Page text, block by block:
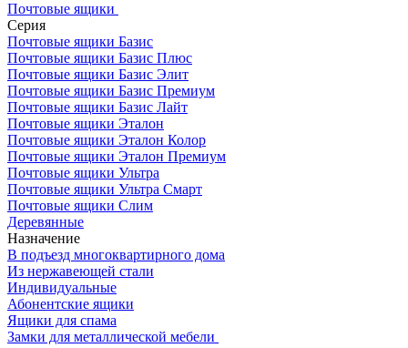
Почтовые ящики
Серия
Почтовые ящики Базис
Почтовые ящики Базис Плюс
Почтовые ящики Базис Элит
Почтовые ящики Базис Премиум
Почтовые ящики Базис Лайт
Почтовые ящики Эталон
Почтовые ящики Эталон Колор
Почтовые ящики Эталон Премиум
Почтовые ящики Ультра
Почтовые ящики Ультра Смарт
Почтовые ящики Слим
Деревянные
Назначение
В подъезд многоквартирного дома
Из нержавеющей стали
Индивидуальные
Абонентские ящики
Ящики для спама
Замки для металлической мебели